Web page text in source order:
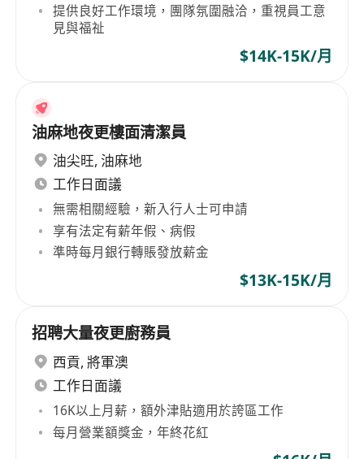
提供良好工作環境，團隊氛圍融洽，重視員工意
見與福祉
$14K-15K/月
油麻地夜更樓面清潔員
油尖旺, 油麻地
工作日面議
無需相關經驗，新入行人士可申請
享有法定有薪年假、病假
準時每月銀行轉賬發放薪金
$13K-15K/月
招聘大量夜更廚務員
西貢, 將軍澳
工作日面議
16K以上月薪，額外津貼適用於誇區工作
每月營業額獎金，年終花紅